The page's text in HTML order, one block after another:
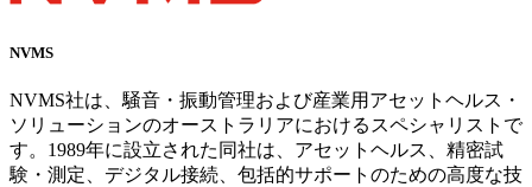
NVMS
NVMS社は、騒音・振動管理および産業用アセットヘルス・
ソリューションのオーストラリアにおけるスペシャリストで
す。1989年に設立された同社は、アセットヘルス、精密試
験・測定、デジタル接続、包括的サポートのための高度な技